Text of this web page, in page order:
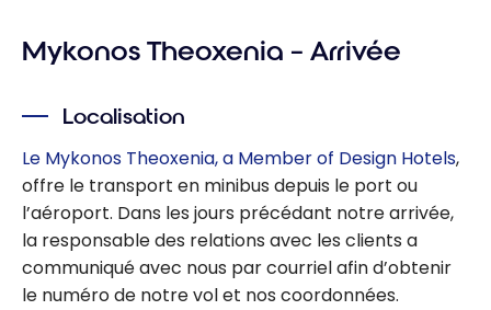
Mykonos Theoxenia – Arrivée
Localisation
Le Mykonos Theoxenia, a Member of Design Hotels,
offre le transport en minibus depuis le port ou
l’aéroport. Dans les jours précédant notre arrivée,
la responsable des relations avec les clients a
communiqué avec nous par courriel afin d’obtenir
le numéro de notre vol et nos coordonnées.